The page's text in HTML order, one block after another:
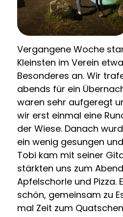
Vergangene Woche
Kleinsten im Verein
Besonderes an. Wir
abends für ein
waren sehr aufgeregt
wir erst einmal eine
der Wiese. Danach
ein wenig gesungen
Tobi kam mit seiner
stärkten uns zum
Apfelschorle und Pizza.
schön, gemeinsam zu
mal Zeit zum